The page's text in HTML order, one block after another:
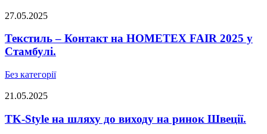
27.05.2025
Текстиль – Контакт на HOMETEX FAIR 2025 у
Стамбулі.
Без категорії
21.05.2025
TK-Style на шляху до виходу на ринок Швеції.